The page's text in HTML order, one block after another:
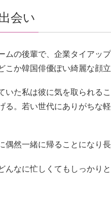
会い
ムの後輩で、企業タイアッ
こか韓国俳優ぽい綺麗な顔立
いた私は彼に気を取られる
る。若い世代にありがちな
偶然一緒に帰ることになり
んなに忙しくてもしっかり